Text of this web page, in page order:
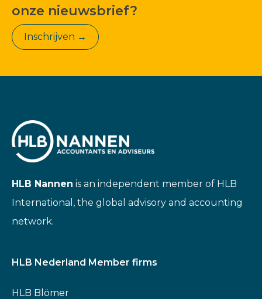
onze nieuwsbrief?
Inschrijven →
HLB Nannen is an independent member of HLB
International, the global advisory and accounting
network.
HLB Nederland Member firms
HLB Blömer